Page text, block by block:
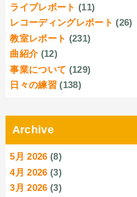
ライブレポート (11)
レコーディングレポート (26)
教室レポート (231)
曲紹介 (12)
事業について (129)
日々の練習 (138)
Archive
5月 2026 (8)
4月 2026 (3)
3月 2026 (3)